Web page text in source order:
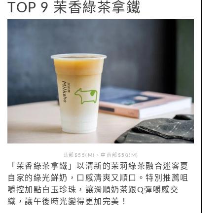
TOP 9 茉香綠茶拿鐵
北部$55(M)、中南部$50(M)
「茉香綠茶拿鐵」以清新的茉莉綠茶融合迷客夏
自家的綠光鮮奶，口感清爽又順口。特別推薦咀
嚼控加點白玉珍珠，讓滑順奶茶跟Q彈嚼感交
織，讓午後時光變得更加完美！